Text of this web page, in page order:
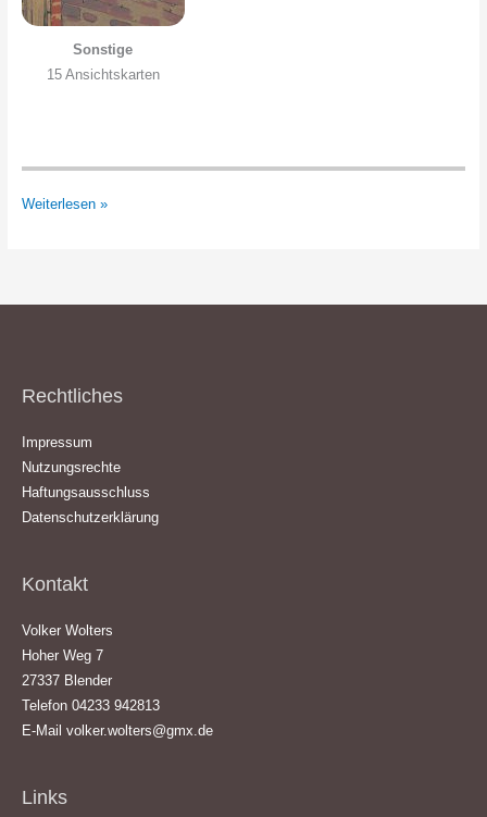
Sonstige
15 Ansichtskarten
Steindrucke
Weiterlesen »
Rechtliches
Impressum
Nutzungsrechte
Haftungsausschluss
Datenschutzerklärung
Kontakt
Volker Wolters
Hoher Weg 7
27337 Blender
Telefon 04233 942813
E-Mail volker.wolters@gmx.de
Links